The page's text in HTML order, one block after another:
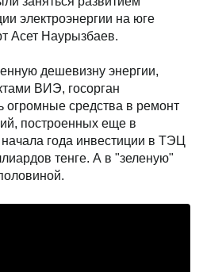
электроэнергии на юге
Асет Наурызбаев.
дешевизну энергии,
ВИЭ, госорган
огромные средства в ремонт
построенных еще в
года инвестиции в ТЭЦ
тенге. А в "зеленую"